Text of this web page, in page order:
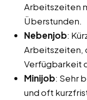
Arbeitszeiten
Überstunden.
Nebenjob:
Arbeitszeiten,
Verfügbarkeit
Minijob: Sehr
und oft